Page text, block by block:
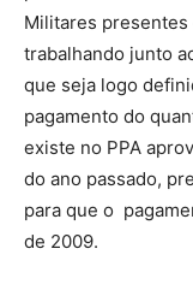
Militares
trabalhando junto
que seja logo
pagamento do
existe no PPA
do ano passado,
para que o
de 2009.